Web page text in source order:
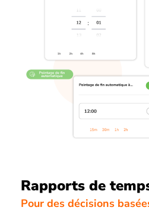
Rapports de
Pour des décisions